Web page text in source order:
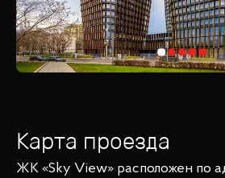
Карта проезда
ЖК «Sky View» расположен по